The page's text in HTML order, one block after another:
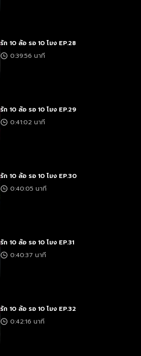
รัก 10 ล้อ รอ 10 โมง EP.28
0:39:56 นาที
รัก 10 ล้อ รอ 10 โมง EP.29
0:41:02 นาที
รัก 10 ล้อ รอ 10 โมง EP.30
0:40:05 นาที
รัก 10 ล้อ รอ 10 โมง EP.31
0:40:37 นาที
รัก 10 ล้อ รอ 10 โมง EP.32
0:42:16 นาที